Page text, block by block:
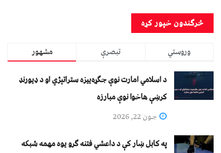
مشهور تبصرې
وروستي
د اسلامي امارت نوې جګړه‌ییزه ستراتېژي او د ډیورنډ
کرښې هاخوا نوې مبارزه
جون 22, 2026
په کابل ښار کې د داعشي فتنه ګرو يوه مهمه شبکه